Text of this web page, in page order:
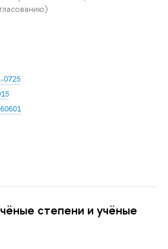
0725
степени и учёные